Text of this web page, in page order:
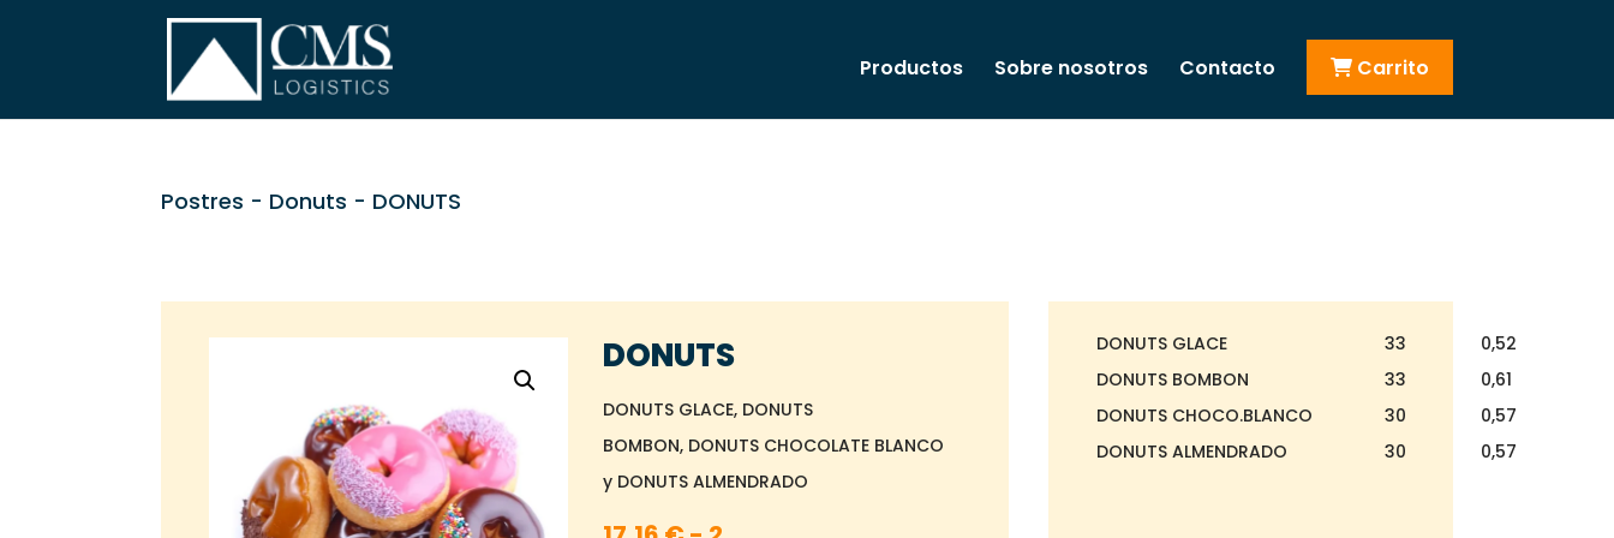
Productos Sobre nosotros Contacto Carrito
Postres - Donuts - DONUTS
DONUTS
DONUTS GLACE, DONUTS
BOMBON, DONUTS CHOCOLATE BLANCO
y DONUTS ALMENDRADO
DONUTS GLACE 33
0,52
DONUTS BOMBON
33
0,61
DONUTS CHOCO.BLANCO
30
0,57
DONUTS ALMENDRADO
30 0,57